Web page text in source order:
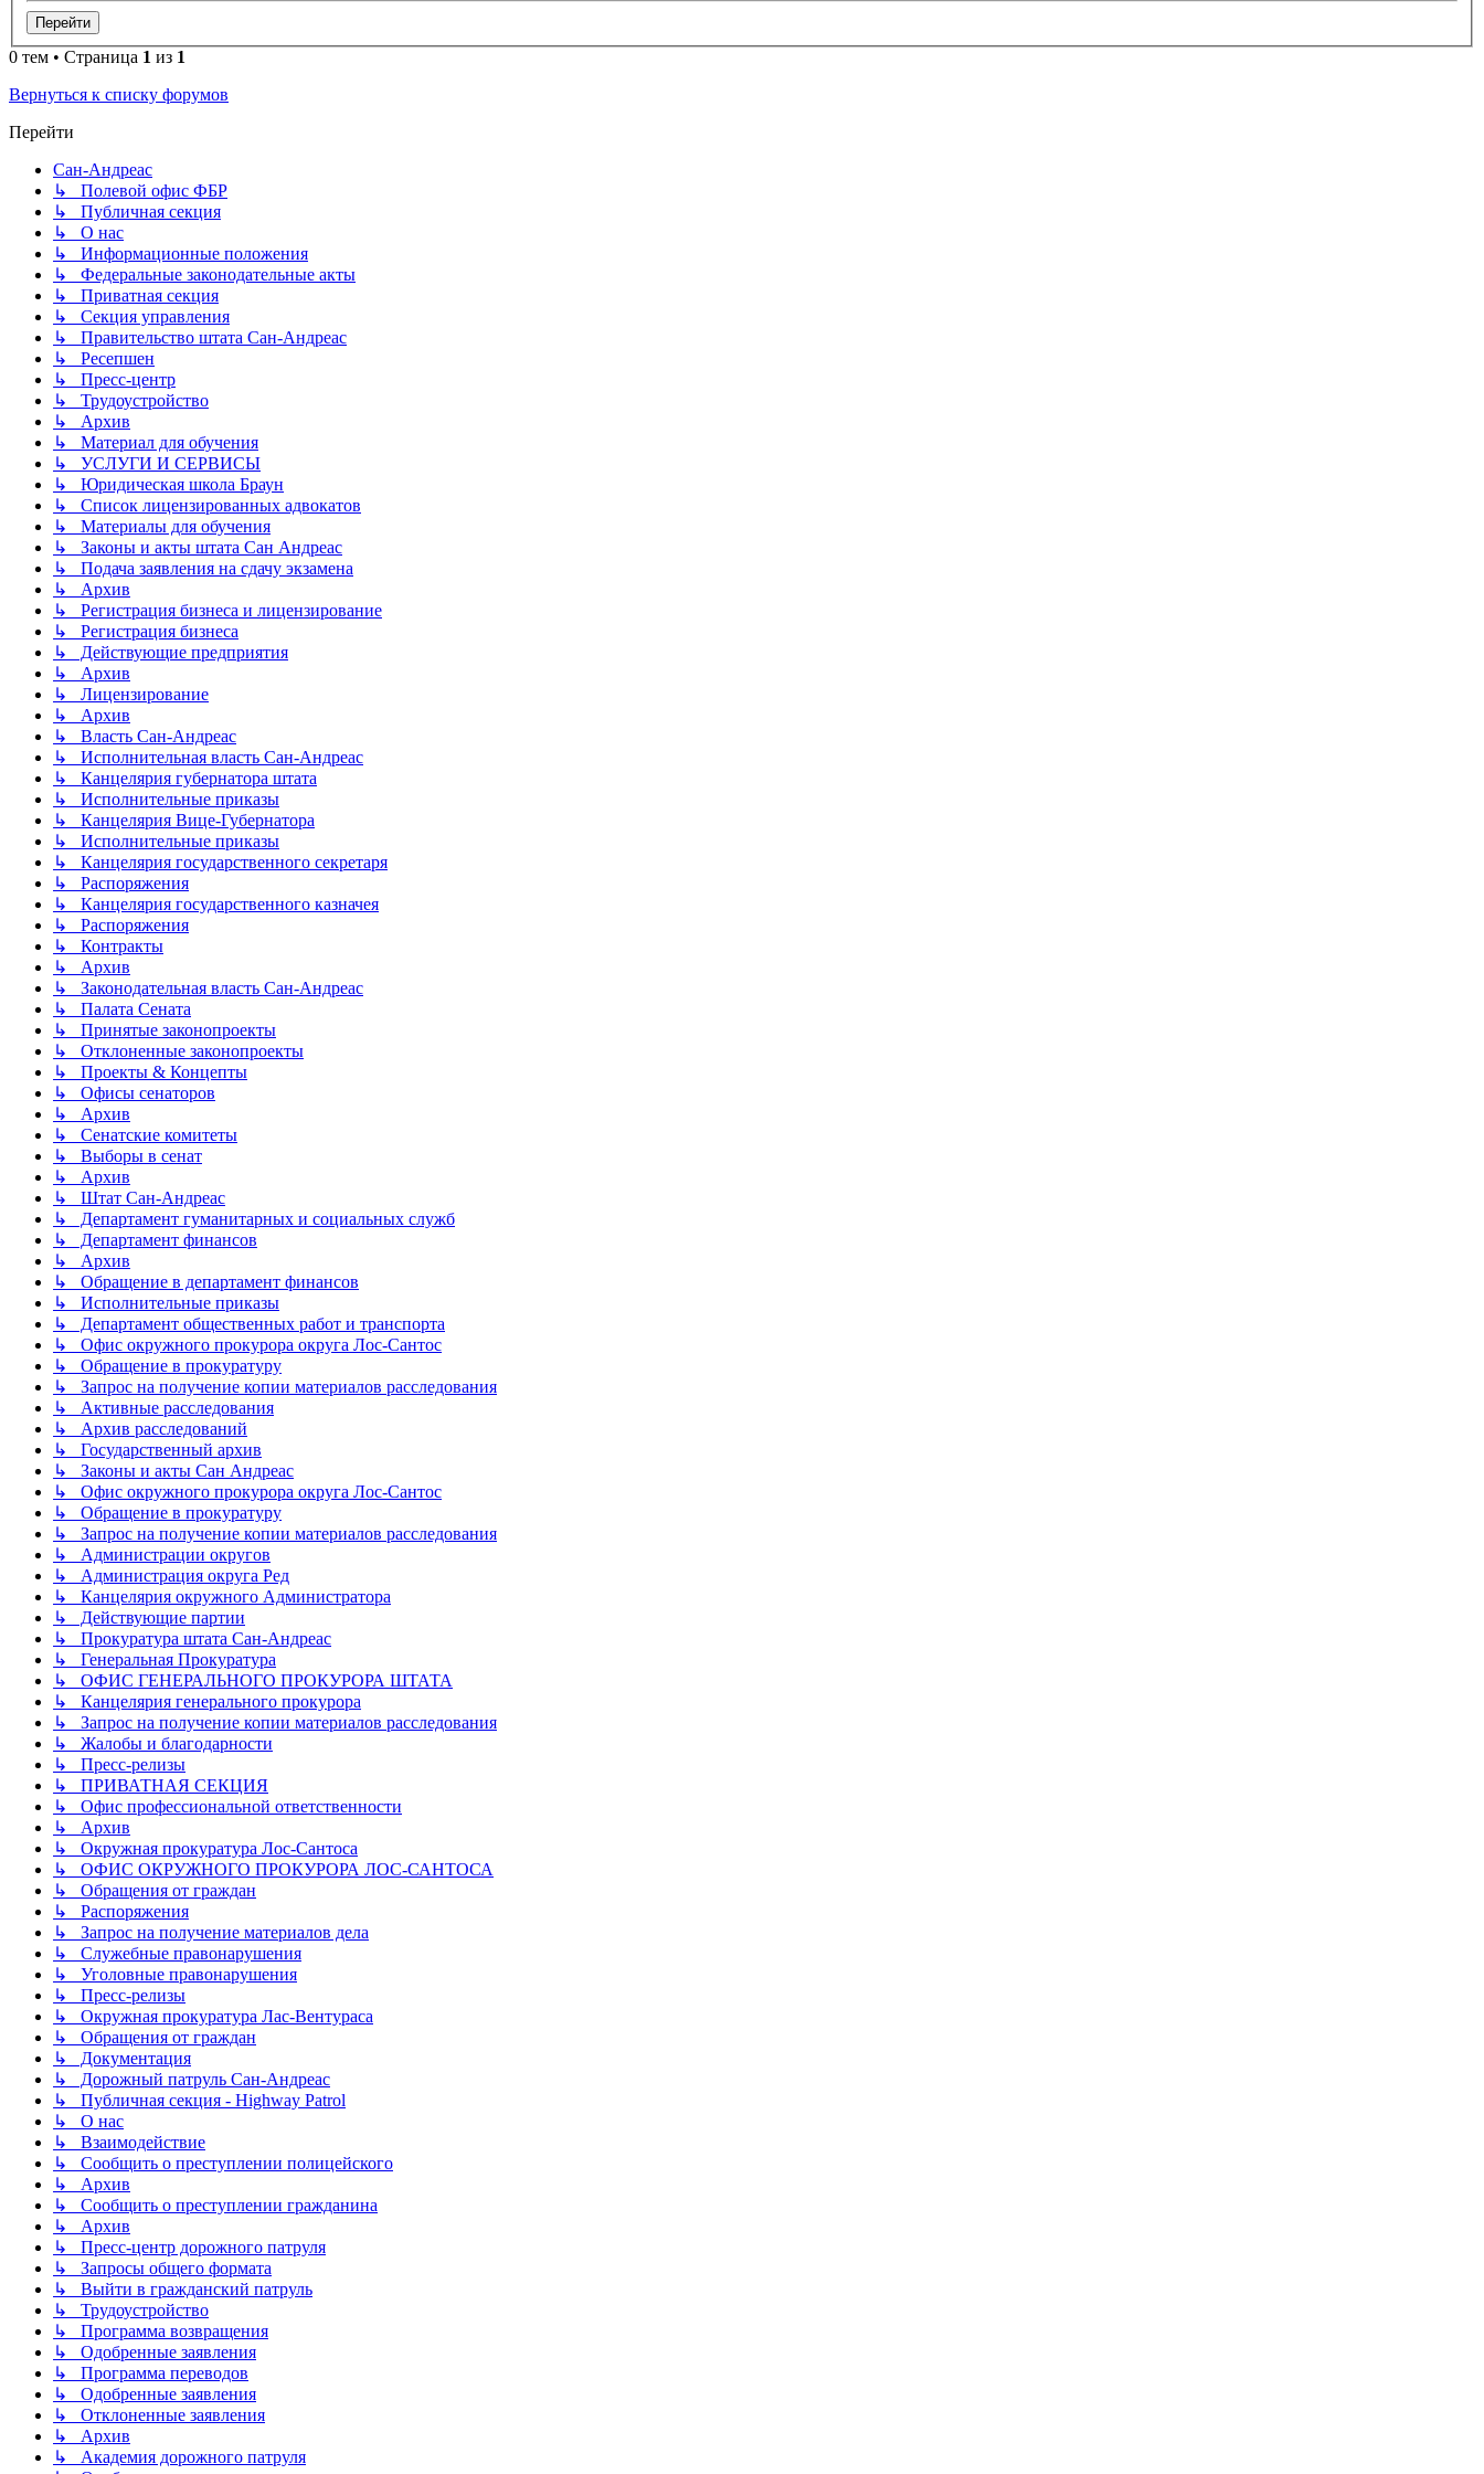
0 тем • Страница 1 из 1
Вернуться к списку форумов
Перейти
Сан-Андреас
↳ Полевой офис ФБР
↳ Публичная секция
↳ О нас
↳ Информационные положения
↳ Федеральные законодательные акты
↳ Приватная секция
↳ Секция управления
↳ Правительство штата Сан-Андреас
↳ Ресепшен
↳ Пресс-центр
↳ Трудоустройство
↳ Архив
↳ Материал для обучения
↳ УСЛУГИ И СЕРВИСЫ
↳ Юридическая школа Браун
↳ Список лицензированных адвокатов
↳ Материалы для обучения
↳ Законы и акты штата Сан Андреас
↳ Подача заявления на сдачу экзамена
↳ Архив
↳ Регистрация бизнеса и лицензирование
↳ Регистрация бизнеса
↳ Действующие предприятия
↳ Архив
↳ Лицензирование
↳ Архив
↳ Власть Сан-Андреас
↳ Исполнительная власть Сан-Андреас
↳ Канцелярия губернатора штата
↳ Исполнительные приказы
↳ Канцелярия Вице-Губернатора
↳ Исполнительные приказы
↳ Канцелярия государственного секретаря
↳ Распоряжения
↳ Канцелярия государственного казначея
↳ Распоряжения
↳ Контракты
↳ Архив
↳ Законодательная власть Сан-Андреас
↳ Палата Сената
↳ Принятые законопроекты
↳ Отклоненные законопроекты
↳ Проекты & Концепты
↳ Офисы сенаторов
↳ Архив
↳ Сенатские комитеты
↳ Выборы в сенат
↳ Архив
↳ Штат Сан-Андреас
↳ Департамент гуманитарных и социальных служб
↳ Департамент финансов
↳ Архив
↳ Обращение в департамент финансов
↳ Исполнительные приказы
↳ Департамент общественных работ и транспорта
↳ Офис окружного прокурора округа Лос-Сантос
↳ Обращение в прокуратуру
↳ Запрос на получение копии материалов расследования
↳ Активные расследования
↳ Архив расследований
↳ Государственный архив
↳ Законы и акты Сан Андреас
↳ Офис окружного прокурора округа Лос-Сантос
↳ Обращение в прокуратуру
↳ Запрос на получение копии материалов расследования
↳ Администрации округов
↳ Администрация округа Ред
↳ Канцелярия окружного Администратора
↳ Действующие партии
↳ Прокуратура штата Сан-Андреас
↳ Генеральная Прокуратура
↳ ОФИС ГЕНЕРАЛЬНОГО ПРОКУРОРА ШТАТА
↳ Канцелярия генерального прокурора
↳ Запрос на получение копии материалов расследования
↳ Жалобы и благодарности
↳ Пресс-релизы
↳ ПРИВАТНАЯ СЕКЦИЯ
↳ Офис профессиональной ответственности
↳ Архив
↳ Окружная прокуратура Лос-Сантоса
↳ ОФИС ОКРУЖНОГО ПРОКУРОРА ЛОС-САНТОСА
↳ Обращения от граждан
↳ Распоряжения
↳ Запрос на получение материалов дела
↳ Служебные правонарушения
↳ Уголовные правонарушения
↳ Пресс-релизы
↳ Окружная прокуратура Лас-Вентураса
↳ Обращения от граждан
↳ Документация
↳ Дорожный патруль Сан-Андреас
↳ Публичная секция - Highway Patrol
↳ О нас
↳ Взаимодействие
↳ Сообщить о преступлении полицейского
↳ Архив
↳ Сообщить о преступлении гражданина
↳ Архив
↳ Пресс-центр дорожного патруля
↳ Запросы общего формата
↳ Выйти в гражданский патруль
↳ Трудоустройство
↳ Программа возвращения
↳ Одобренные заявления
↳ Программа переводов
↳ Одобренные заявления
↳ Отклоненные заявления
↳ Архив
↳ Академия дорожного патруля